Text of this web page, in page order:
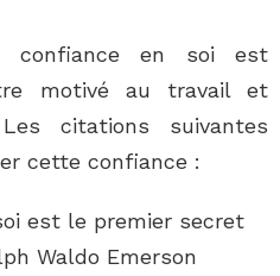
confiance en soi est
motivé au travail et
citations suivantes
cette confiance :
est le premier secret
Waldo Emerson